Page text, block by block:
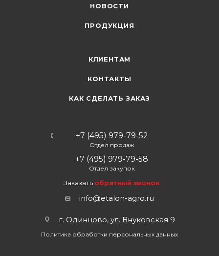
НОВОСТИ
ПРОДУКЦИЯ
КЛИЕНТАМ
КОНТАКТЫ
КАК СДЕЛАТЬ ЗАКАЗ
+7 (495) 979-79-52
Отдел продаж
+7 (495) 979-79-58
Отдел закупок
Заказать обратный звонок
info@etalon-agro.ru
г. Одинцово, ул. Внуковская 9
Политика обработки персональных данных